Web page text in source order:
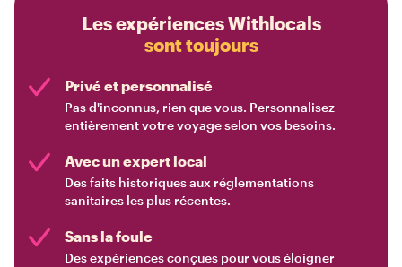
Les expériences Withlocals
sont toujours
Privé et personnalisé
Pas d'inconnus, rien que vous. Personnalisez
entièrement votre voyage selon vos besoins.
Avec un expert local
Des faits historiques aux réglementations
sanitaires les plus récentes.
Sans la foule
Des expériences conçues pour vous éloigner